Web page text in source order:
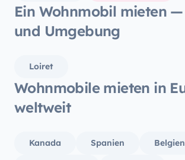
Ein Wohnmobil mieten
und Umgebung
Loiret
Wohnmobile mieten in
weltweit
Kanada Spanien Belgien